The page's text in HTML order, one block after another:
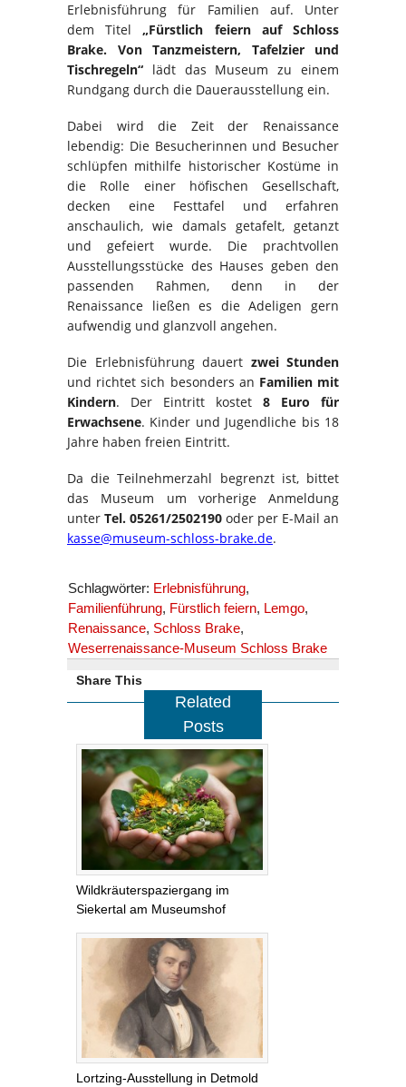
Erlebnisführung für Familien auf. Unter
dem Titel„Fürstlich feiern auf Schloss
Brake. Von Tanzmeistern, Tafelzier und
Tischregeln“ lädt das Museum zu einem
Rundgang durch die Dauerausstellung ein.
Dabei wird die Zeit der Renaissance
lebendig: Die Besucherinnen und Besucher
schlüpfen mithilfe historischer Kostüme in
die Rolle einer höfischen Gesellschaft,
decken eine Festtafel und erfahren
anschaulich, wie damals getafelt, getanzt
und gefeiert wurde. Die prachtvollen
Ausstellungsstücke des Hauses geben den
passenden Rahmen, denn in der
Renaissance ließen es die Adeligen gern
aufwendig und glanzvoll angehen.
Die Erlebnisführung dauert zwei Stunden
und richtet sich besonders an Familien mit
Kindern. Der Eintritt kostet 8 Euro für
Erwachsene. Kinder und Jugendliche bis 18
Jahre haben freien Eintritt.
Da die Teilnehmerzahl begrenzt ist, bittet
das Museum um vorherige Anmeldung
unter Tel. 05261/2502190 oder per E-Mail an
kasse@museum-schloss-brake.de.
Schlagwörter: Erlebnisführung,
Familienführung, Fürstlich feiern, Lemgo,
Renaissance, Schloss Brake,
Weserrenaissance-Museum Schloss Brake
Share This
Related
Posts
Wildkräuterspaziergang im
Siekertal am Museumshof
Lortzing-Ausstellung in Detmold